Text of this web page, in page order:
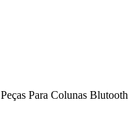
Peças Para Colunas Blutooth